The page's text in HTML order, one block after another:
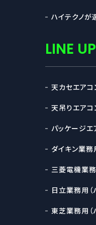
ハイテクノ
LINE UP
天カセエアコ
天吊りエアコ
パッケージエ
ダイキン業務
三菱電機業務
日立業務用（
東芝業務用（